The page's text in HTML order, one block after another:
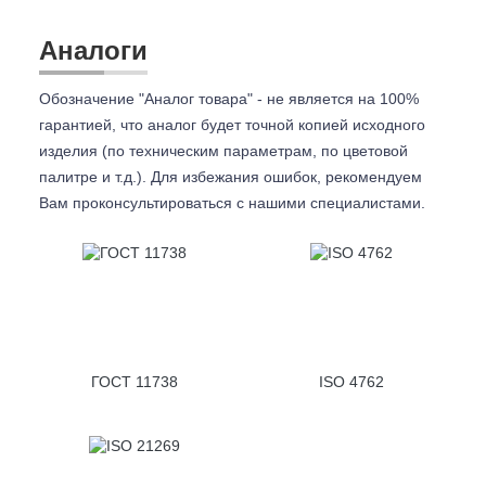
Аналоги
Обозначение "Аналог товара" - не является на 100%
гарантией, что аналог будет точной копией исходного
изделия (по техническим параметрам, по цветовой
палитре и т.д.). Для избежания ошибок, рекомендуем
Вам проконсультироваться с нашими специалистами.
ГОСТ 11738 ISO 4762